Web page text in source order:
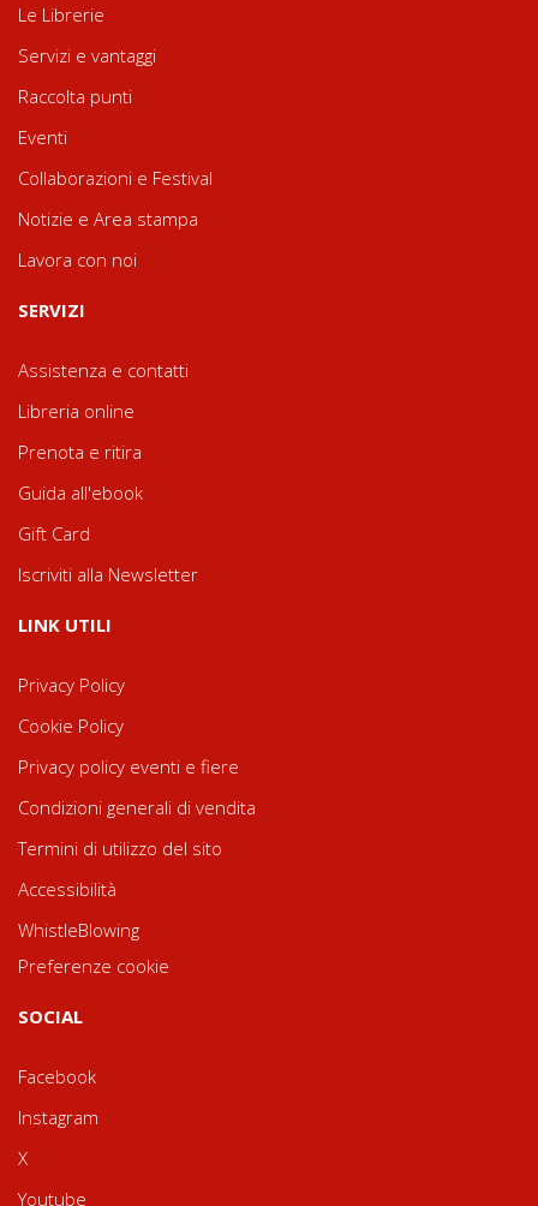
Le Librerie
Servizi e vantaggi
Raccolta punti
Eventi
Collaborazioni e Festival
Notizie e Area stampa
Lavora con noi
SERVIZI
Assistenza e contatti
Libreria online
Prenota e ritira
Guida all'ebook
Gift Card
Iscriviti alla Newsletter
LINK UTILI
Privacy Policy
Cookie Policy
Privacy policy eventi e fiere
Condizioni generali di vendita
Termini di utilizzo del sito
Accessibilità
WhistleBlowing
Preferenze cookie
SOCIAL
Facebook
Instagram
X
Youtube